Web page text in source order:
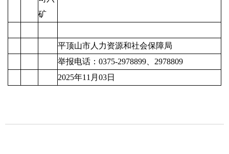
矿
平顶山市人力资源和社会保障局
举报电话：0375-2978899、2978809
2025年11月03日